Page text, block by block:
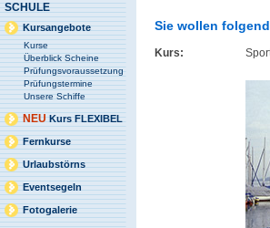
SCHULE
Kursangebote
Kurse
Überblick Scheine
Prüfungsvoraussetzung
Prüfungstermine
Unsere Schiffe
NEUKurs FLEXIBEL
Fernkurse
Urlaubstörns
Eventsegeln
Fotogalerie
Sie wollen
Kurs: